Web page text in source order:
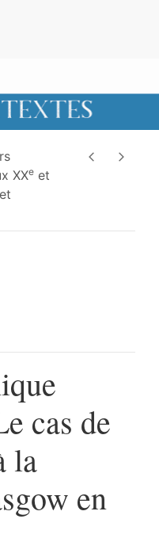
XXe et
cas de
la
en